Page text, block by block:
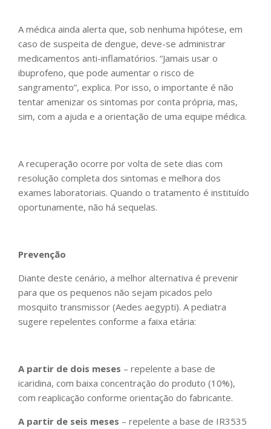
A médica ainda alerta que, sob nenhuma hipótese, em
caso de suspeita de dengue, deve-se administrar
medicamentos anti-inflamatórios. “Jamais usar o
ibuprofeno, que pode aumentar o risco de
sangramento”, explica. Por isso, o importante é não
tentar amenizar os sintomas por conta própria, mas,
sim, com a ajuda e a orientação de uma equipe médica.
A recuperação ocorre por volta de sete dias com
resolução completa dos sintomas e melhora dos
exames laboratoriais. Quando o tratamento é instituído
oportunamente, não há sequelas.
Prevenção
Diante deste cenário, a melhor alternativa é prevenir
para que os pequenos não sejam picados pelo
mosquito transmissor (Aedes aegypti). A pediatra
sugere repelentes conforme a faixa etária:
A partir de dois meses – repelente a base de
icaridina, com baixa concentração do produto (10%),
com reaplicação conforme orientação do fabricante.
A partir de seis meses – repelente a base de IR3535